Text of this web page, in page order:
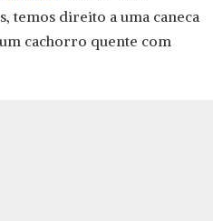
temos direito a uma caneca
cachorro quente com